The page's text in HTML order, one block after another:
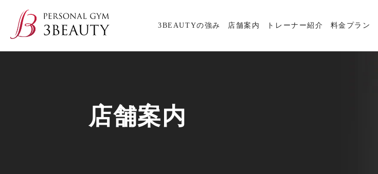
3BEAUTYの強み 店舗案内 トレーナー紹介 料金プラン
店舗案内